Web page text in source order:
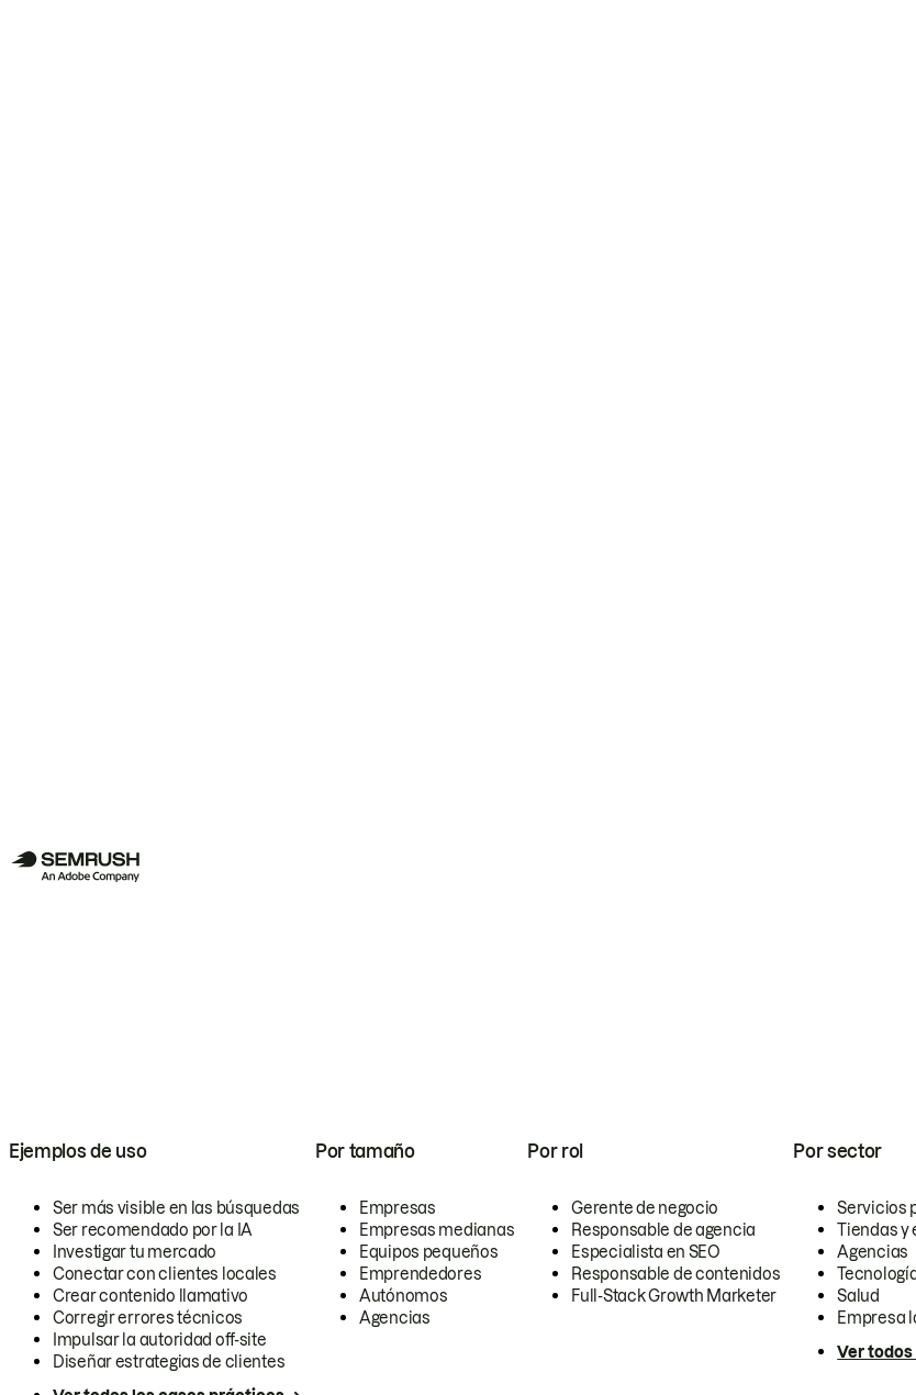
Ejemplos de uso
Ser más visible en las búsquedas
Ser recomendado por la IA
Investigar tu mercado
Conectar con clientes locales
Crear contenido llamativo
Corregir errores técnicos
Impulsar la autoridad off-site
Diseñar estrategias de clientes
Por tamaño
Empresas
Empresas medianas
Equipos pequeños
Emprendedores
Autónomos
Agencias
Por rol
Gerente de negocio
Responsable de agencia
Especialista en SEO
Responsable de contenidos
Full-Stack Growth Marketer
Por sector
Servicios
Tiendas y
Agencias
Salud
Empresa
Ver